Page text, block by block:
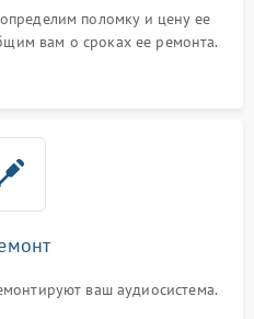
поломку и цену ее
вам о сроках ее ремонта.
ваш аудиосистема.